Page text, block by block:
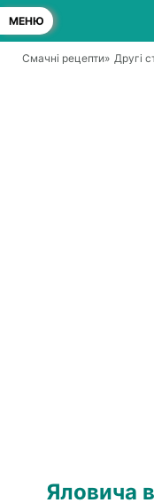
МЕНЮ
Смачні рецепти» Другі
Яловича